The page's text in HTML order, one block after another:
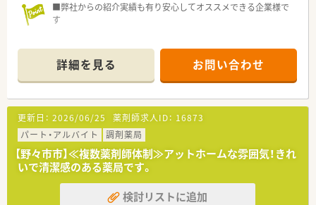
■弊社からの紹介実績も有り安心してオススメできる企業様で
す
詳細を見る お問い合わせ
更新日： 2026/06/25 薬剤師求人ID： 16873
パート・アルバイト
調剤薬局
【野々市市】≪複数薬剤師体制≫アットホームな雰囲気！きれ
いで清潔感のある薬局です。
検討リストに追加